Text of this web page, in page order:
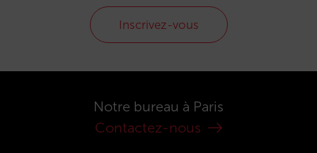
Inscrivez-vous
Notre bureau à Paris
Contactez-nous